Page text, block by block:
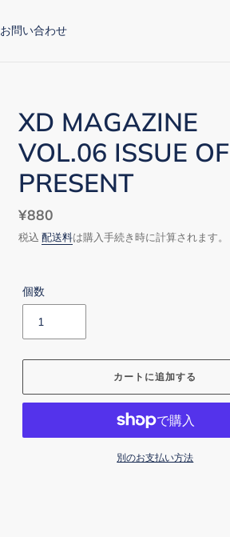
お問い合わせ
XD MAGAZINE
VOL.06 ISSUE OF
PRESENT
通
常
¥880
税込 配送料は購入手続き時に計算されます。
個数
カートに追加する
別のお支払い方法